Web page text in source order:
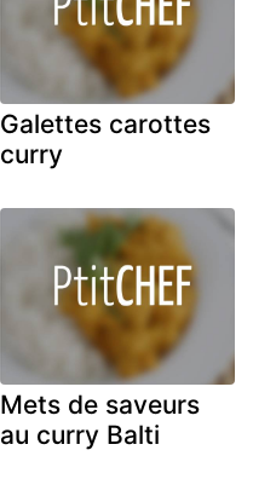
Galettes carottes
curry
Mets de saveurs
au curry Balti